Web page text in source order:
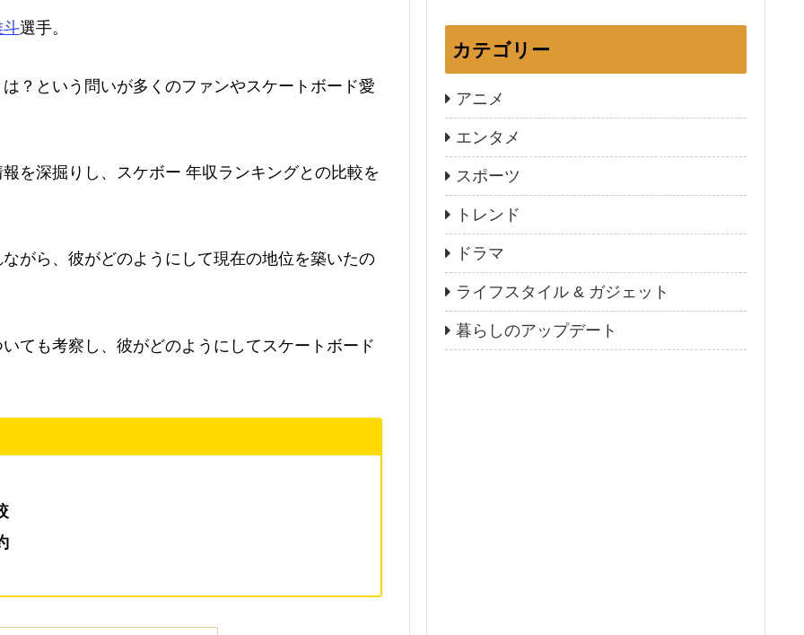
斗選手。
？という問いが多くのファンやスケートボード愛
を深掘りし、スケボー 年収ランキングとの比較を
がら、彼がどのようにして現在の地位を築いたの
ても考察し、彼がどのようにしてスケートボード
カテゴリー
アニメ
エンタメ
スポーツ
トレンド
ドラマ
ライフスタイル & ガジェット
暮らしのアップデート